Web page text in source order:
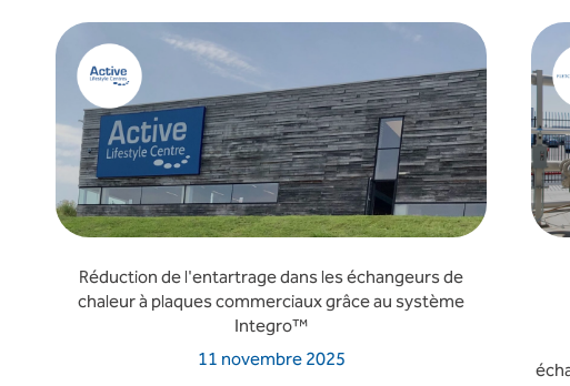
Réduction de l'entartrage dans les échangeurs de
chaleur à plaques commerciaux grâce au système
Integro™
11 novembre 2025